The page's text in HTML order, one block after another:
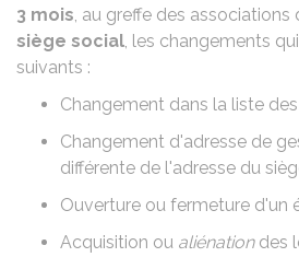
3 mois, au greffe des associations
siège social, les changements
suivants :
Changement dans la liste
Changement d'adresse de
différente de l'adresse du
Ouverture ou fermeture d'un
Acquisition ou aliénationdes